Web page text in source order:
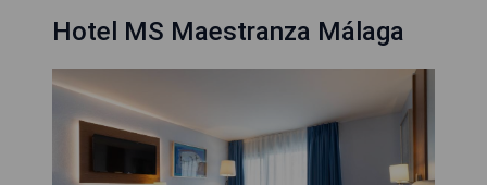
Hotel MS Maestranza Málaga